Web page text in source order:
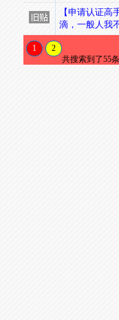
【申请认证
滴，一般人我
1
2
共搜索到了55